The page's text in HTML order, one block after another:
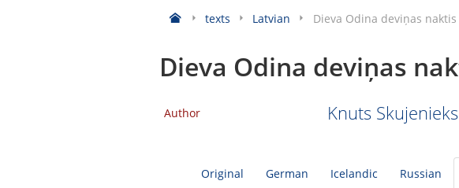
texts Latvian Dieva Odina deviņas naktis
Dieva Odina deviņas
Author Knuts Skujenieks
Original German Icelandic Russian